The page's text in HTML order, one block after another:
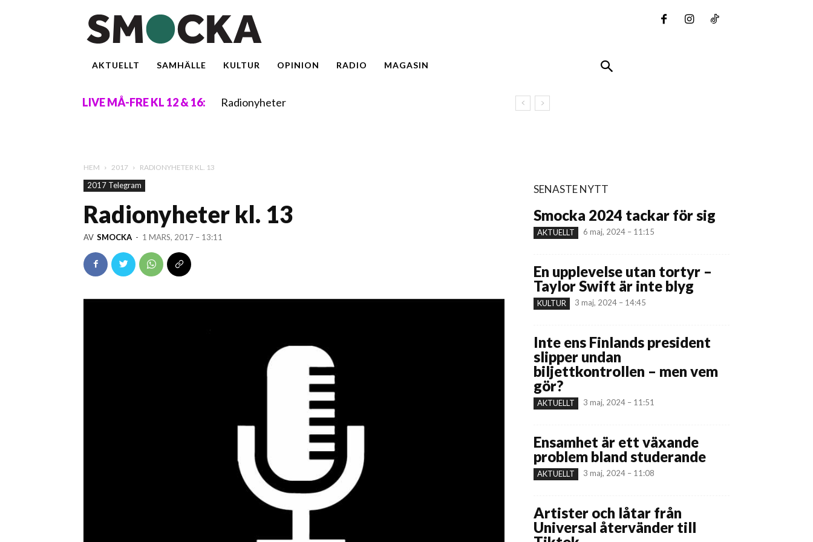
AKTUELLT SAMHÄLLE KULTUR OPINION RADIO MAGASIN
LIVE MÅ-FRE KL 12 & 16: Radionyheter
HEM 2017 RADIONYHETER KL. 13
2017 Telegram
Radionyheter kl. 13
AV SMOCKA - 1 MARS, 2017 – 13:11
SENASTE NYTT
Smocka 2024 tackar för sig
AKTUELLT 6 maj, 2024 – 11:15
En upplevelse utan tortyr –
Taylor Swift är inte blyg
KULTUR 3 maj, 2024 – 14:45
Inte ens Finlands president
slipper undan
biljettkontrollen – men vem
gör?
AKTUELLT 3 maj, 2024 – 11:51
Ensamhet är ett växande
problem bland studerande
AKTUELLT 3 maj, 2024 – 11:08
Artister och låtar från
Universal återvänder till